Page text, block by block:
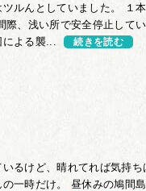
ルんとしていました。 １
、浅い所で安全停止して
よる襲...
続きを読む
るけど、晴れてれば気持ち
一時だけ。 昼休みの鳩間島